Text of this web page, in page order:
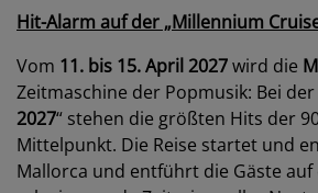
Hit-Alarm auf der „Millennium
Vom 11. bis 15. April 2027wird die
Zeitmaschine der Popmusik: Bei der
2027“ stehen die größten Hits der
Mittelpunkt. Die Reise startet und
Mallorca und entführt die Gäste auf